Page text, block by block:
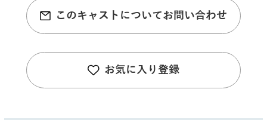
このキャストについてお問い合わせ
お気に入り登録